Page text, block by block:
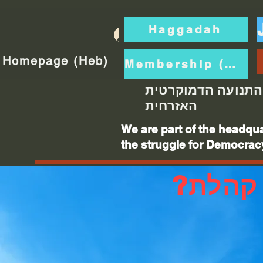
Log In
Homepage (Heb) Membership (Hebrew)
Haggadah
We are part of the
the struggle for
התנועה הדמוקרטית
האזרחית
קהלת?